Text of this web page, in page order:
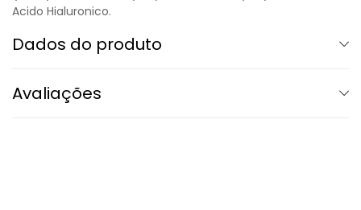
Acido Hialuronico.
Dados do produto
Avaliações